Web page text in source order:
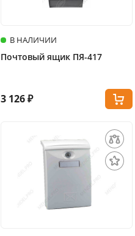
В НАЛИЧИИ
Почтовый ящик ПЯ-417
3 126 ₽